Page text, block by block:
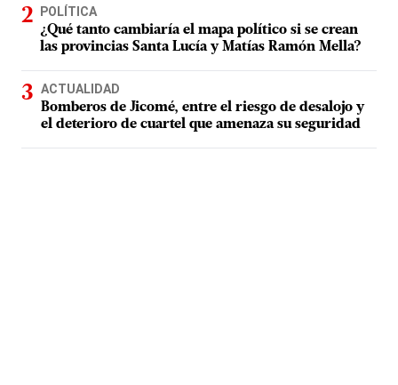
POLÍTICA
¿Qué tanto cambiaría el mapa político si se crean
las provincias Santa Lucía y Matías Ramón Mella?
ACTUALIDAD
Bomberos de Jicomé, entre el riesgo de desalojo y
el deterioro de cuartel que amenaza su seguridad